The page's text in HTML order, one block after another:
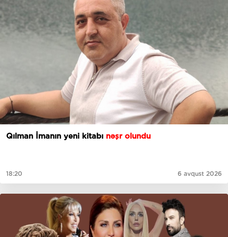
Qılman İmanın yeni kitabı nəşr olundu
18:20 6 avqust 2026